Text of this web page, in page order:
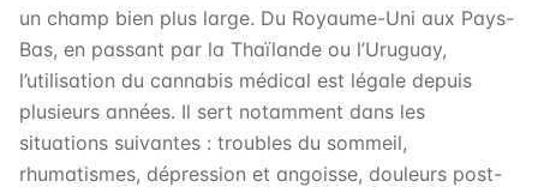
un champ bien plus large. Du Royaume-Uni aux Pays-
Bas, en passant par la Thaïlande ou l’Uruguay,
l’utilisation du cannabis médical est légale depuis
plusieurs années. Il sert notamment dans les
situations suivantes : troubles du sommeil,
rhumatismes, dépression et angoisse, douleurs post-